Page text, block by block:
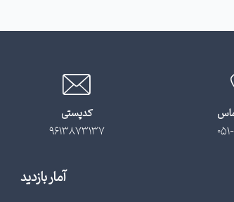
کدپستی
9613873137
آمار بازدید